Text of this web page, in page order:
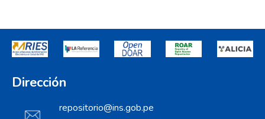
Dirección
repositorio@ins.gob.pe